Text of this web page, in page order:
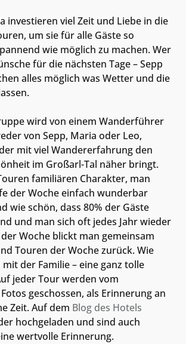
investieren viel Zeit und Liebe in die
um sie für alle Gäste so
wie möglich zu machen. Wer
für die nächsten Tage – Sepp
alles möglich was Wetter und die
wird von einem Wanderführer
von Sepp, Maria oder Leo,
mit viel Wandererfahrung den
im Großarl-Tal näher bringt.
familiären Charakter, man
der Woche einfach wunderbar
wie schön, dass 80% der Gäste
und man sich oft jedes Jahr wieder
Woche blickt man gemeinsam
Touren der Woche zurück. Wie
der Familie – eine ganz tolle
jeder Tour werden vom
geschossen, als Erinnerung an
Zeit. Auf dem Blog des Hotels
hochgeladen und sind auch
wertvolle Erinnerung.